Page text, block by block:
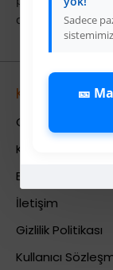
Sadece
🎫
deterjan ve
Kurumsal
Colezium
Kurumsal Bilgiler
Banka Hesab
İletişim
Gizlilik Politikası
Kullanıcı